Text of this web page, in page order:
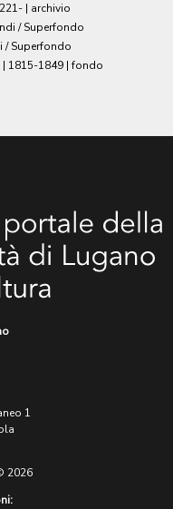
| archivio
/ Superfondo
/ Superfondo
| 1815-1849 | fondo
1
2026